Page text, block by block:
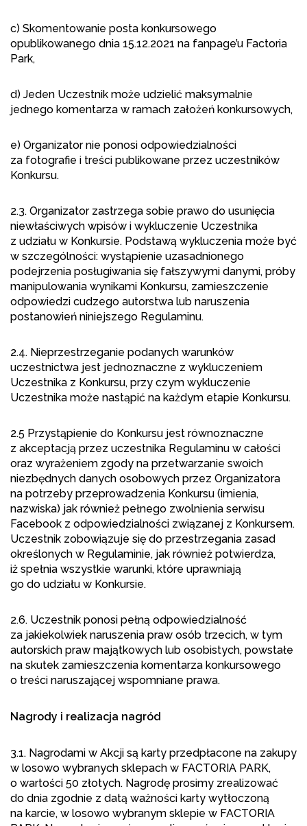
c) Skomentowanie posta konkursowego
opublikowanego dnia 15.12.2021 na fanpage’u Factoria
Park,
d) Jeden Uczestnik może udzielić maksymalnie
jednego komentarza w ramach założeń konkursowych,
e) Organizator nie ponosi odpowiedzialności
za fotografie i treści publikowane przez uczestników
Konkursu.
2.3. Organizator zastrzega sobie prawo do usunięcia
niewłaściwych wpisów i wykluczenie Uczestnika
z udziału w Konkursie. Podstawą wykluczenia może być
w szczególności: wystąpienie uzasadnionego
podejrzenia posługiwania się fałszywymi danymi, próby
manipulowania wynikami Konkursu, zamieszczenie
odpowiedzi cudzego autorstwa lub naruszenia
postanowień niniejszego Regulaminu.
2.4. Nieprzestrzeganie podanych warunków
uczestnictwa jest jednoznaczne z wykluczeniem
Uczestnika z Konkursu, przy czym wykluczenie
Uczestnika może nastąpić na każdym etapie Konkursu.
2.5 Przystąpienie do Konkursu jest równoznaczne
z akceptacją przez uczestnika Regulaminu w całości
oraz wyrażeniem zgody na przetwarzanie swoich
niezbędnych danych osobowych przez Organizatora
na potrzeby przeprowadzenia Konkursu (imienia,
nazwiska) jak również pełnego zwolnienia serwisu
Facebook z odpowiedzialności związanej z Konkursem.
Uczestnik zobowiązuje się do przestrzegania zasad
określonych w Regulaminie, jak również potwierdza,
iż spełnia wszystkie warunki, które uprawniają
go do udziału w Konkursie.
2.6. Uczestnik ponosi pełną odpowiedzialność
za jakiekolwiek naruszenia praw osób trzecich, w tym
autorskich praw majątkowych lub osobistych, powstałe
na skutek zamieszczenia komentarza konkursowego
o treści naruszającej wspomniane prawa.
Nagrody i realizacja nagród
3.1. Nagrodami w Akcji są karty przedpłacone na zakupy
w losowo wybranych sklepach w FACTORIA PARK,
o wartości 50 złotych. Nagrodę prosimy zrealizować
do dnia zgodnie z datą ważności karty wytłoczoną
na karcie, w losowo wybranym sklepie w FACTORIA